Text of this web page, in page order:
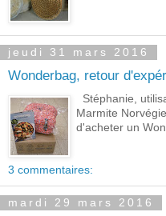
jeudi 31 mars 2016
Wonderbag, retour
Stéphanie,
Marmite
d'acheter un
3 commentaires:
mardi 29 mars 2016